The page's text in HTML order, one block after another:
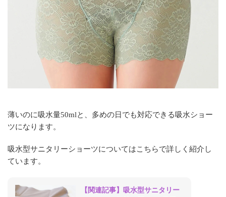
薄いのに吸水量50mlと、多めの日でも対応できる吸水ショー
ツになります。
吸水型サニタリーショーツについてはこちらで詳しく紹介し
ています。
【関連記事】吸水型サニタリー